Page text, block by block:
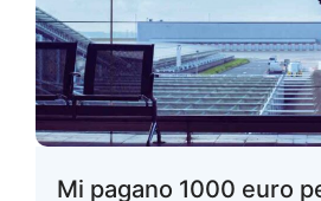
Mi pagano 1000 euro